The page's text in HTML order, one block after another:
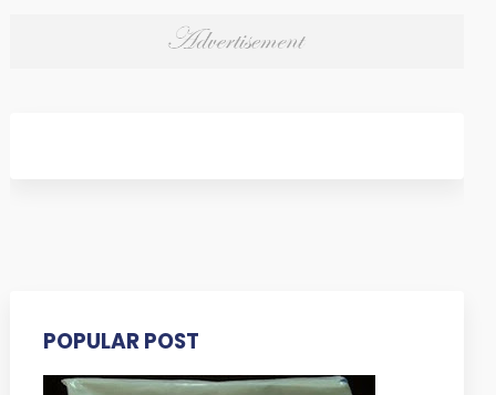
POPULAR POST